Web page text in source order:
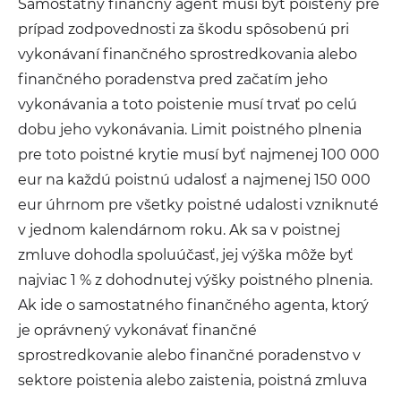
Samostatný finančný agent musí byť poistený pre
prípad zodpovednosti za škodu spôsobenú pri
vykonávaní finančného sprostredkovania alebo
finančného poradenstva pred začatím jeho
vykonávania a toto poistenie musí trvať po celú
dobu jeho vykonávania. Limit poistného plnenia
pre toto poistné krytie musí byť najmenej 100 000
eur na každú poistnú udalosť a najmenej 150 000
eur úhrnom pre všetky poistné udalosti vzniknuté
v jednom kalendárnom roku. Ak sa v poistnej
zmluve dohodla spoluúčasť, jej výška môže byť
najviac 1 % z dohodnutej výšky poistného plnenia.
Ak ide o samostatného finančného agenta, ktorý
je oprávnený vykonávať finančné
sprostredkovanie alebo finančné poradenstvo v
sektore poistenia alebo zaistenia, poistná zmluva